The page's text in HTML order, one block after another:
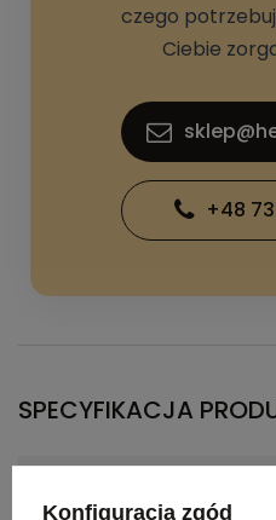
czego
Ciebie
+48
SPECYFIKACJA
Konfiguracja zgód